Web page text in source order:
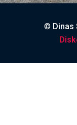
© Dinas